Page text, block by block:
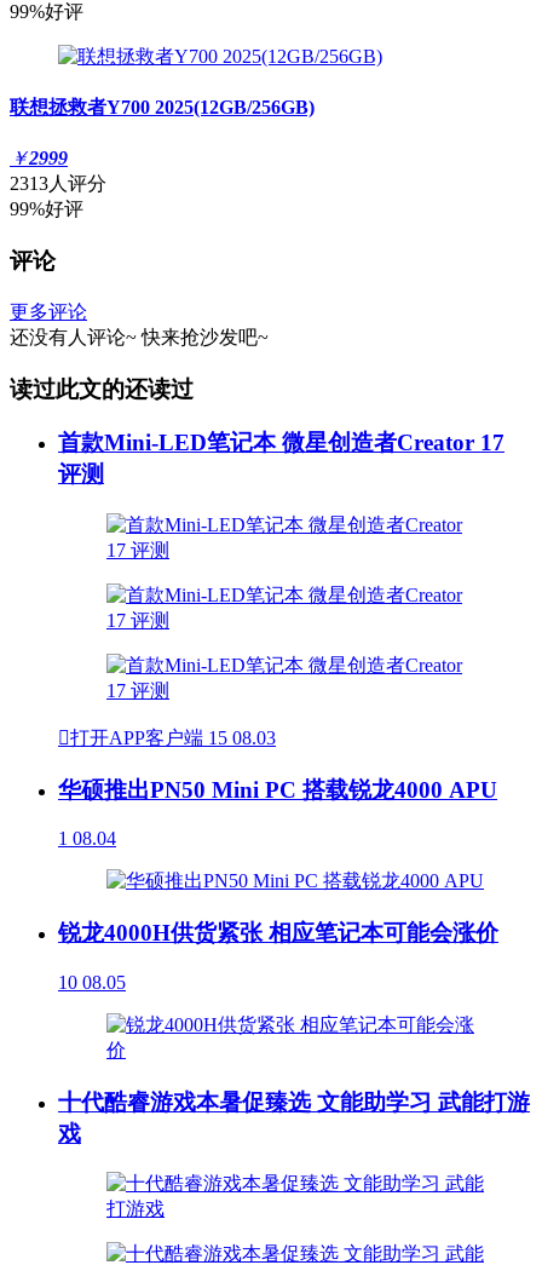
99%好评
联想拯救者Y700 2025(12GB/256GB)
￥2999
2313人评分
99%好评
评论
更多评论
还没有人评论~ 快来抢沙发吧~
读过此文的还读过
首款Mini-LED笔记本 微星创造者Creator 17
评测
打开APP客户端 15 08.03
华硕推出PN50 Mini PC 搭载锐龙4000 APU
1 08.04
锐龙4000H供货紧张 相应笔记本可能会涨价
10 08.05
十代酷睿游戏本暑促臻选 文能助学习 武能打游
戏